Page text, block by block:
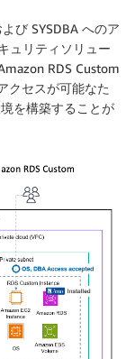
び SYSDBA へのア
ュリティソリュー
RDS Custom
クセスが可能なた
を構築することが